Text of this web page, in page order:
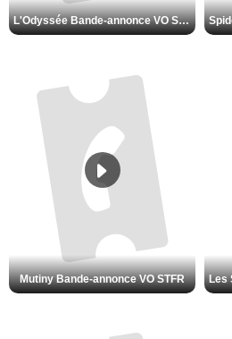
L'Odyssée Bande-annonce VO STFR
Mutiny Bande-annonce VO STFR